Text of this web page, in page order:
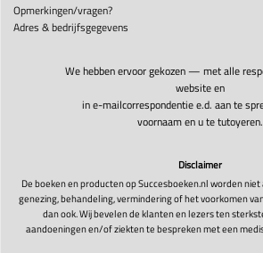
Opmerkingen/vragen?
Adres & bedrijfsgegevens
We hebben ervoor gekozen — met alle
website en
in e-mailcorrespondentie e.d. aan te
voornaam en u te tutoyeren.
Disclaimer
De boeken en producten op Succesboeken.nl worden
genezing, behandeling, vermindering of het voorkomen
dan ook. Wij bevelen de klanten en lezers ten
aandoeningen en/of ziekten te bespreken met een